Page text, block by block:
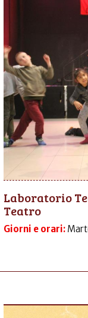
Laboratorio
Teatro
Giorni e orari: